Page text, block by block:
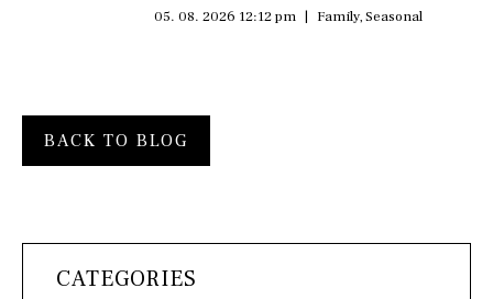
05. 08. 2026 12:12 pm | Family,Seasonal
BACK TO BLOG
CATEGORIES